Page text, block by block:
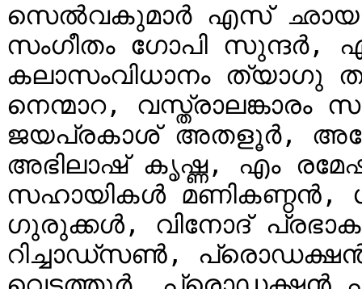
സെൽവകുമാർ എസ്
സംഗീതം ഗോപി സുന്ദർ,
കലാസംവിധാനം ത്യാഗു
നെന്മാറ,
ജയപ്രകാശ് അതളൂർ,
അഭിലാഷ് കൃഷ്ണ, എം
സഹായികൾ മണികണ്ഠൻ, ശ്രീജിത്ത്‌,
ഗുരുക്കൾ, വിനോദ്
റിച്ചാഡ്സണ്‍,